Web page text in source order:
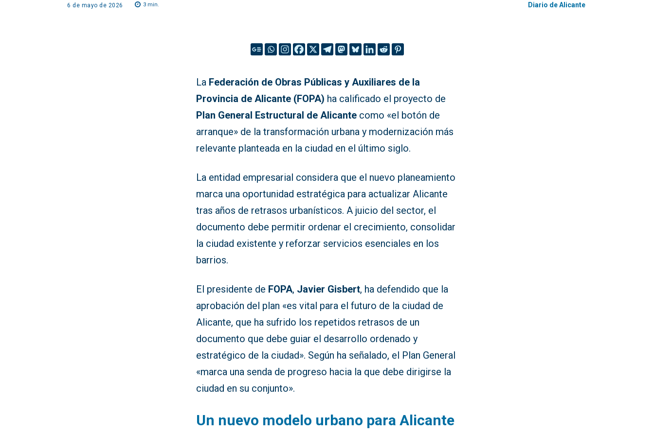
6 de mayo de 2026 3min. Diario de Alicante
La Federación de Obras Públicas y Auxiliares de la
Provincia de Alicante (FOPA) ha calificado el proyecto de
Plan General Estructural de Alicante como «el botón de
arranque» de la transformación urbana y modernización más
relevante planteada en la ciudad en el último siglo.
La entidad empresarial considera que el nuevo planeamiento
marca una oportunidad estratégica para actualizar Alicante
tras años de retrasos urbanísticos. A juicio del sector, el
documento debe permitir ordenar el crecimiento, consolidar
la ciudad existente y reforzar servicios esenciales en los
barrios.
El presidente de FOPA, Javier Gisbert, ha defendido que la
aprobación del plan «es vital para el futuro de la ciudad de
Alicante, que ha sufrido los repetidos retrasos de un
documento que debe guiar el desarrollo ordenado y
estratégico de la ciudad». Según ha señalado, el Plan General
«marca una senda de progreso hacia la que debe dirigirse la
ciudad en su conjunto».
Un nuevo modelo urbano para Alicante